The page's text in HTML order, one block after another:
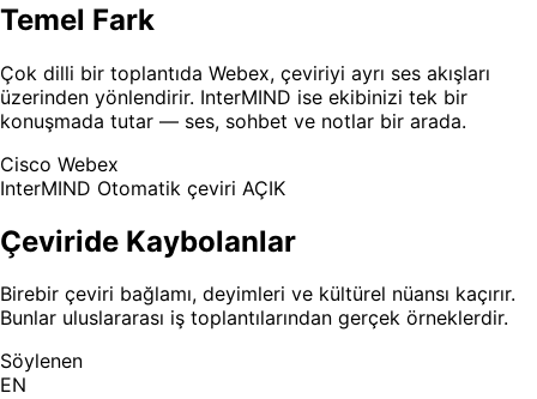
Temel Fark
Çok dilli bir toplantıda Webex, çeviriyi ayrı ses akışları
üzerinden yönlendirir. InterMIND ise ekibinizi tek bir
konuşmada tutar — ses, sohbet ve notlar bir arada.
Cisco Webex
InterMIND Otomatik çeviri AÇIK
Çeviride Kaybolanlar
Birebir çeviri bağlamı, deyimleri ve kültürel nüansı kaçırır.
Bunlar uluslararası iş toplantılarından gerçek örneklerdir.
Söylenen
EN